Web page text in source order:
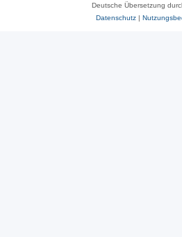
Deutsche Übersetzung
Datenschutz|